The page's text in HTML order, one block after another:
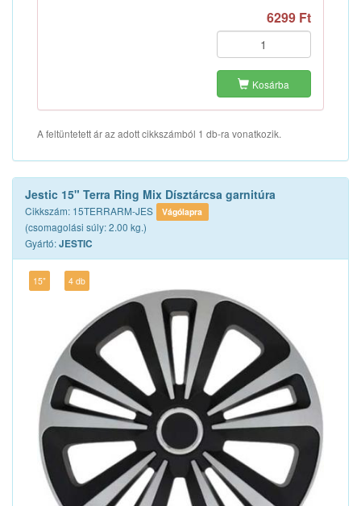
6299 Ft
Kosárba
A feltüntetett ár az adott cikkszámból 1 db-ra vonatkozik.
Jestic 15" Terra Ring Mix Dísztárcsa garnitúra
Cikkszám: 15TERRARM-JES Vágólapra
(csomagolási súly: 2.00 kg.)
Gyártó:JESTIC
15" 4 db